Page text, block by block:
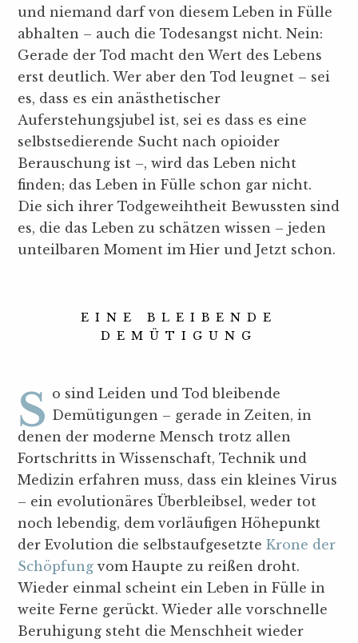
und niemand darf von diesem Leben in Fülle
abhalten – auch die Todesangst nicht. Nein:
Gerade der Tod macht den Wert des Lebens
erst deutlich. Wer aber den Tod leugnet – sei
es, dass es ein anästhetischer
Auferstehungsjubel ist, sei es dass es eine
selbstsedierende Sucht nach opioider
Berauschung ist –, wird das Leben nicht
finden; das Leben in Fülle schon gar nicht.
Die sich ihrer Todgeweihtheit Bewussten sind
es, die das Leben zu schätzen wissen – jeden
unteilbaren Moment im Hier und Jetzt schon.
EINE BLEIBENDE
DEMÜTIGUNG
So sind Leiden und Tod bleibende Demütigungen – gerade in Zeiten, in
denen der moderne Mensch trotz allen
Fortschritts in Wissenschaft, Technik und
Medizin erfahren muss, dass ein kleines Virus
– ein evolutionäres Überbleibsel, weder tot
noch lebendig, dem vorläufigen Höhepunkt
der Evolution die selbstaufgesetzteKrone der
Schöpfung vom Haupte zu reißen droht.
Wieder einmal scheint ein Leben in Fülle in
weite Ferne gerückt. Wieder alle vorschnelle
Beruhigung steht die Menschheit wieder